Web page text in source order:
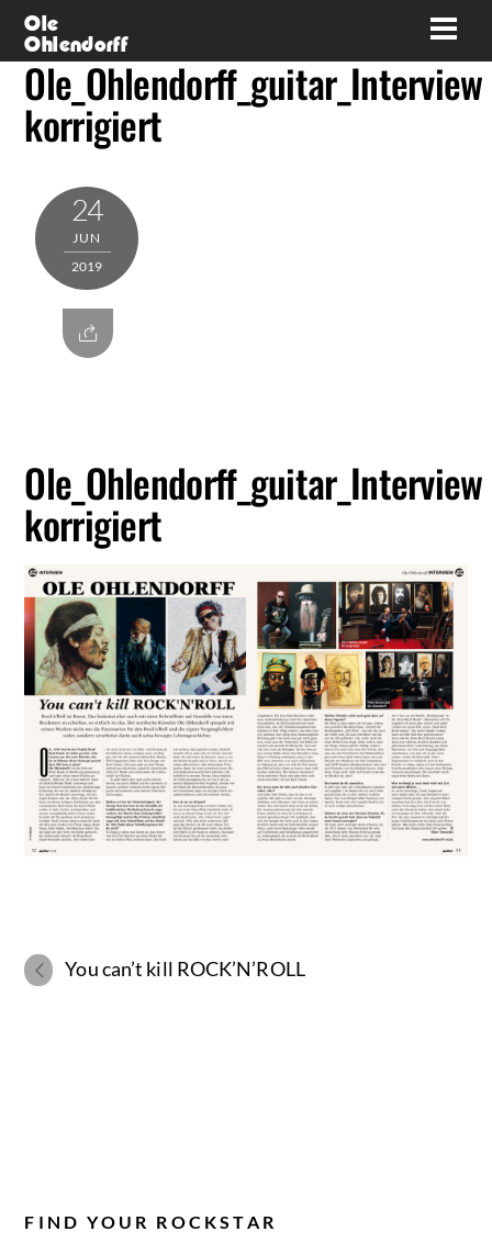
Skip
content
Ole
Ohlendorff
Ole_Ohlendorff_guitar_Interview
korrigiert
24
JUN
2019
Ole_Ohlendorff_guitar_Interview
korrigiert
You can’t kill ROCK’N’ROLL
FIND YOUR ROCKSTAR